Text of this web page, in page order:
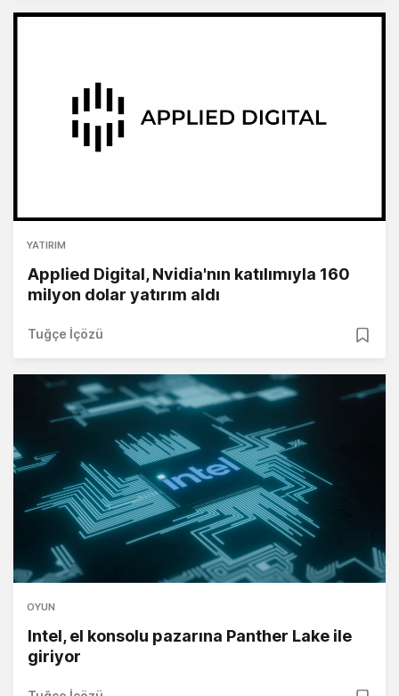
YATIRIM
Applied Digital, Nvidia'nın katılımıyla 160
milyon dolar yatırım aldı
Tuğçe İçözü
OYUN
Intel, el konsolu pazarına Panther Lake ile
giriyor